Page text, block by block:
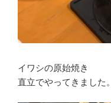
イワシの原始焼き
直立でやってきました。